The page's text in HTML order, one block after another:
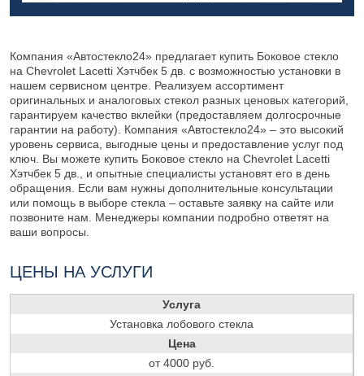
Компания «Автостекло24» предлагает купить Боковое стекло
на Chevrolet Lacetti Хэтчбек 5 дв. с возможностью установки в
нашем сервисном центре. Реализуем ассортимент
оригинальных и аналоговых стекол разных ценовых категорий,
гарантируем качество вклейки (предоставляем долгосрочные
гарантии на работу). Компания «Автостекло24» – это высокий
уровень сервиса, выгодные цены и предоставление услуг под
ключ. Вы можете купить Боковое стекло на Chevrolet Lacetti
Хэтчбек 5 дв., и опытные специалисты установят его в день
обращения. Если вам нужны дополнительные консультации
или помощь в выборе стекла – оставьте заявку на сайте или
позвоните нам. Менеджеры компании подробно ответят на
ваши вопросы.
ЦЕНЫ НА УСЛУГИ
Услуга
Установка лобового стекла
Цена
от 4000 руб.